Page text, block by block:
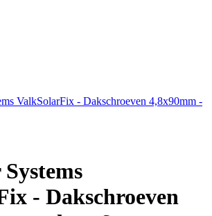
ValkSolarFix - Dakschroeven 4,8x90mm -
- Dakschroeven